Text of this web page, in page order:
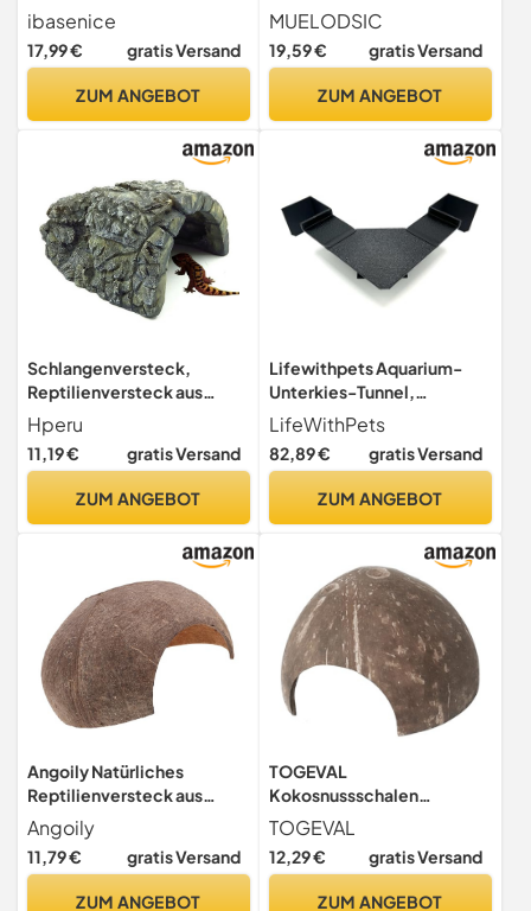
Saugnapf Resin
Baumrinden-höhle für
Amphibien Gecko-
Dekoration Vielseitiges
Spinnen Frösche und
Schildkröten
ibasenice
17,99 € gratis Versand
ZUM ANGEBOT
Robustem Kunstharz
Naturgetreues Terrarium
Dekor Schildkröten und
Rückzugsort im Habitat
MUELODSIC
19,59 € gratis Versand
ZUM ANGEBOT
Schlangenversteck,
Reptilienversteck aus
Kunstharz, Felshöhle, 12, 7 x
10, 2 x 7, 1 cm, Basking Rock
Simulation Versteck für
Schlangen und
Hperu
11,19 € gratis Versand
ZUM ANGEBOT
Lifewithpets Aquarium-
Unterkies-Tunnel,
Fischversteck,
Reptilienversteck,
Unterkiesbeobachtungstun
Ecktunnel
LifeWithPets
82,89 € gratis Versand
ZUM ANGEBOT
Angoily Natürliches
Reptilienversteck aus
Kokosnussschale Sicheres
Terrarium versteck für
Schildkröten Echsen und
Angoily
11,79 € gratis Versand
ZUM ANGEBOT
TOGEVAL
Kokosnussschalen
Reptilienversteck 13cm mit
Natürlicher Textur
Langlebig und
TOGEVAL
12,29 € gratis Versand
ZUM ANGEBOT